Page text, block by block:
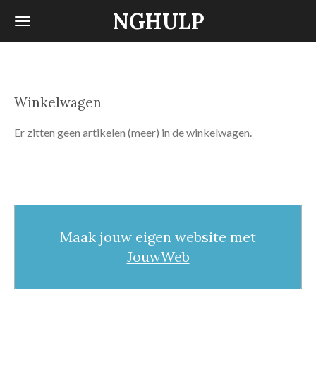
Ga
hoofdinhoud
NGHULP
Winkelwagen
Er zitten geen artikelen (meer) in de winkelwagen.
Maak jouw eigen website met
JouwWeb